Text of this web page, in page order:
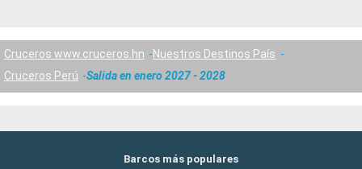
Cruceros www.cruceros.hn
Nuestros Destinos País
Cruceros Perú
Salida en enero 2027 - 2028
Barcos más populares